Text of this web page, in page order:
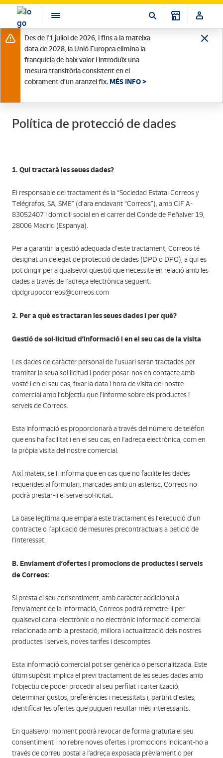
Des de l’1 juliol de 2026, i fins a la mateixa
data de 2028, la Unió Europea elimina la
franquícia de baix valor i introduïx una
mesura transitòria consistent en el
cobrament d’un aranzel fix. MÉS INFO >
Política de protecció de dades
1. Qui tractarà les seues dades?
El responsable del tractament és la “Sociedad Estatal Correos y
Telégrafos, SA, SME” (d’ara endavant “Correos”), amb CIF A-
83052407 i domicili social en el carrer del Conde de Peñalver 19,
28006 Madrid (Espanya).
Per a garantir la gestió adequada d’este tractament, Correos té
designat un delegat de protecció de dades (DPD o DPO), a qui es
pot dirigir per a qualsevol qüestió que necessite en relació amb les
dades a través de l’adreça electrònica següent:
dpdgrupocorreos@correos.com
2. Per a què es tractaran les seues dades i per què?
Gestió de sol·licitud d’informació i en el seu cas de la visita
Les dades de caràcter personal de l’usuari seran tractades per
tramitar la seua sol·licitud i poder posar-nos en contacte amb
vosté i en el seu cas, fixar la data i hora de visita del nostre
comercial amb l’objectiu que l’informe sobre els productes i
serveis de Correos.
Esta informació es proporcionarà a través del número de telèfon
que ens ha facilitat i en el seu cas, en l’adreça electrònica, com en
la pròpia visita del nostre comercial.
Així mateix, se li informa que en cas que no facilite les dades
requerides al formulari, marcades amb un asterisc, Correos no
podrà prestar-li el servei sol·licitat.
La base legítima que empara este tractament és l’execució d’un
contracte o l’aplicació de mesures precontractuals a petició de
l’interessat.
B. Enviament d’ofertes i promocions de productes i serveis
de Correos:
Si presta el seu consentiment, amb caràcter addicional a
l'enviament de la informació, Correos podrà remetre-li per
qualsevol canal electrònic o no electrònic informació comercial
relacionada amb la prestació, millora i actualització dels nostres
productes i serveis, noves tarifes i descomptes.
Esta informació comercial pot ser genèrica o personalitzada. Este
últim supòsit implica el previ tractament de les seues dades amb
l’objectiu de poder procedir al seu perfilat i carterització,
determinar gustos, preferències i necessitats i, partint d’estes,
identificar les ofertes que puguen resultar més interessants.
En qualsevol moment podrà revocar de forma gratuïta el seu
consentiment i no rebre noves ofertes i promocions indicant-ho a
través de correu postal a l'adreça exposada prèviament o per